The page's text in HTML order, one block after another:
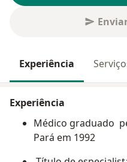
Experiência
Experiência
Médico graduado
Pará em 1992